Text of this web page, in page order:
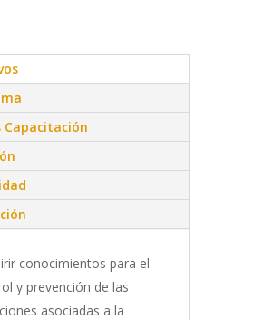
Capacitación
conocimientos para el
y prevención de las
asociadas a la